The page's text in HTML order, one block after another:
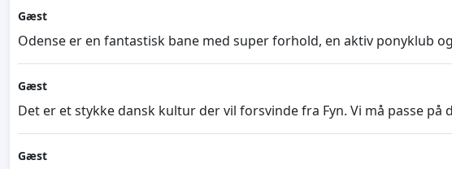
Gæst
Odense er en fantastisk bane med super forhold, en aktiv ponyklub
Gæst
Det er et stykke dansk kultur der vil forsvinde fra Fyn. Vi må passe på
Gæst